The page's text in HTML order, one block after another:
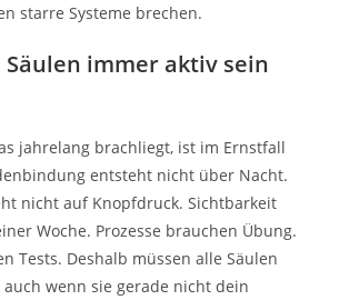
starre Systeme brechen.
immer aktiv sein
jahrelang brachliegt, ist im Ernstfall
entsteht nicht über Nacht.
nicht auf Knopfdruck. Sichtbarkeit
Woche. Prozesse brauchen Übung.
Tests. Deshalb müssen alle Säulen
wenn sie gerade nicht dein